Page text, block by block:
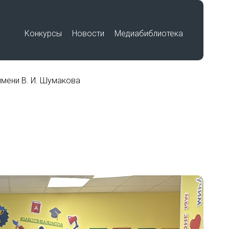
Конкурсы Новости Медиабиблиотека
Премия «Знание»
музеев, посвященную памятным
датам и событиям региона в годы
Великой Отечественной войны
1941-1945 гг.
Работы участников Фестиваля
В. И. Шумакова